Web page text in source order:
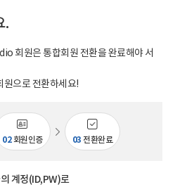
.
회원은 통합회원 전환을 완료해야 서
원으로 전환하세요!
02회원인증 03 전환완료
계정(ID,PW)로